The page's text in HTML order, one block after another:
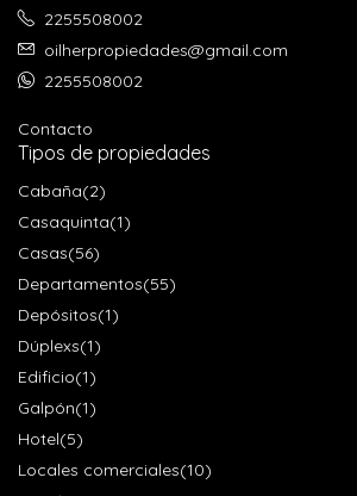
2255508002
oilherpropiedades@gmail.com
2255508002
Contacto
Tipos de propiedades
Cabaña(2)
Casaquinta(1)
Casas(56)
Departamentos(55)
Depósitos(1)
Dúplexs(1)
Edificio(1)
Galpón(1)
Hotel(5)
Locales comerciales(10)